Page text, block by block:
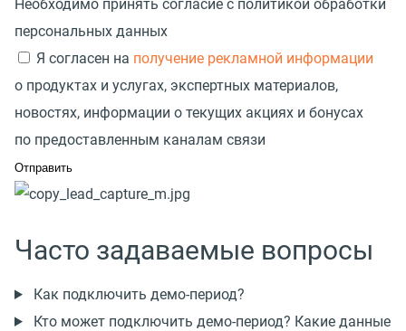
Необходимо принять согласие с политикой обработки
персональных данных
Я согласен на получение рекламной информации
о продуктах и услугах, экспертных материалов,
новостях, информации о текущих акциях и бонусах
по предоставленным каналам связи
Часто задаваемые вопросы
Как подключить демо-период?
Кто может подключить демо-период? Какие данные